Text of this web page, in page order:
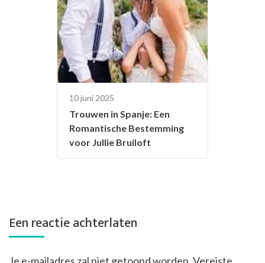
10 juni 2025
Trouwen in Spanje: Een
Romantische Bestemming
voor Jullie Bruiloft
Een reactie achterlaten
Je e-mailadres zal niet getoond worden.Vereiste